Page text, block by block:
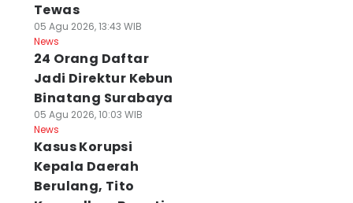
Demokrat
Belum
Aman
Agu 2026, 13:25 WIB
Emil Unggul
Secara
Elektabilitas,
Nama Lain Masih
Bisa Menyusul
News
Tewas
05 Agu 2026, 13:43 WIB
News
24 Orang Daftar
Jadi Direktur Kebun
Binatang Surabaya
05 Agu 2026, 10:03 WIB
News
Kasus Korupsi
Kepala Daerah
Berulang, Tito